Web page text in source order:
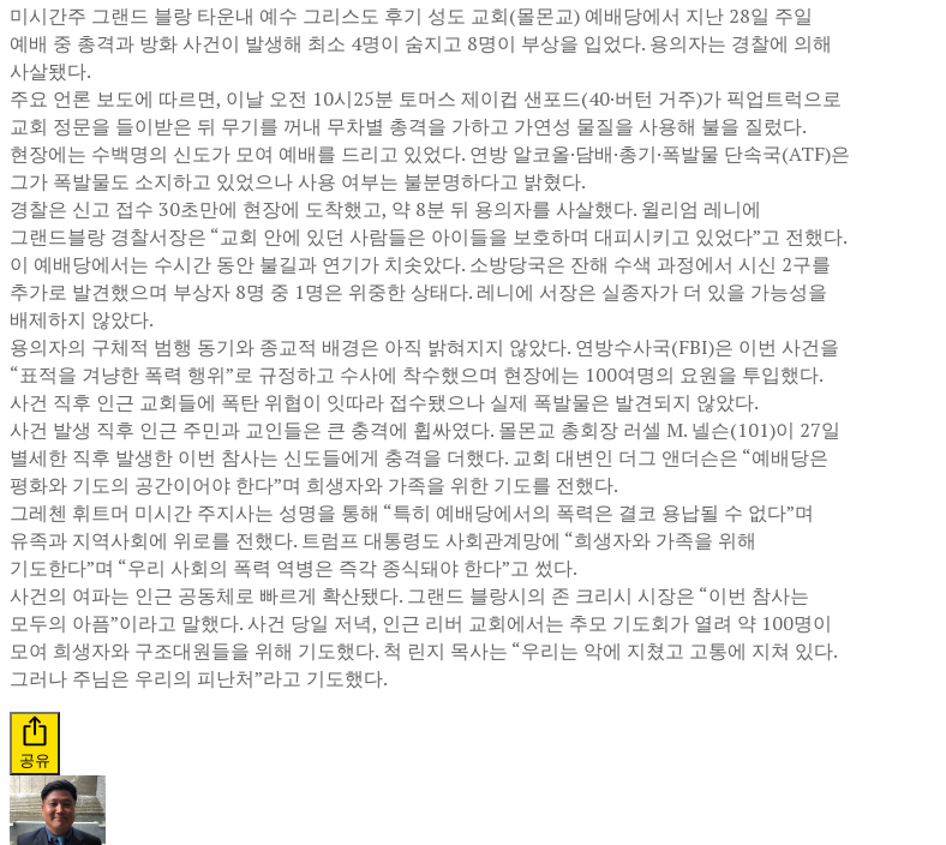
미시간주 그랜드 블랑 타운내 예수 그리스도 후기 성도 교회(몰몬교) 예배당에서 지난 28일 주일
예배 중 총격과 방화 사건이 발생해 최소 4명이 숨지고 8명이 부상을 입었다. 용의자는 경찰에 의해
사살됐다.
주요 언론 보도에 따르면, 이날 오전 10시25분 토머스 제이컵 샌포드(40·버턴 거주)가 픽업트럭으로
교회 정문을 들이받은 뒤 무기를 꺼내 무차별 총격을 가하고 가연성 물질을 사용해 불을 질렀다.
현장에는 수백명의 신도가 모여 예배를 드리고 있었다. 연방 알코올·담배·총기·폭발물 단속국(ATF)은
그가 폭발물도 소지하고 있었으나 사용 여부는 불분명하다고 밝혔다.
경찰은 신고 접수 30초만에 현장에 도착했고, 약 8분 뒤 용의자를 사살했다. 윌리엄 레니에
그랜드블랑 경찰서장은 “교회 안에 있던 사람들은 아이들을 보호하며 대피시키고 있었다”고 전했다.
이 예배당에서는 수시간 동안 불길과 연기가 치솟았다. 소방당국은 잔해 수색 과정에서 시신 2구를
추가로 발견했으며 부상자 8명 중 1명은 위중한 상태다. 레니에 서장은 실종자가 더 있을 가능성을
배제하지 않았다.
용의자의 구체적 범행 동기와 종교적 배경은 아직 밝혀지지 않았다. 연방수사국(FBI)은 이번 사건을
“표적을 겨냥한 폭력 행위”로 규정하고 수사에 착수했으며 현장에는 100여명의 요원을 투입했다.
사건 직후 인근 교회들에 폭탄 위협이 잇따라 접수됐으나 실제 폭발물은 발견되지 않았다.
사건 발생 직후 인근 주민과 교인들은 큰 충격에 휩싸였다. 몰몬교 총회장 러셀 M. 넬슨(101)이 27일
별세한 직후 발생한 이번 참사는 신도들에게 충격을 더했다. 교회 대변인 더그 앤더슨은 “예배당은
평화와 기도의 공간이어야 한다”며 희생자와 가족을 위한 기도를 전했다.
그레첸 휘트머 미시간 주지사는 성명을 통해 “특히 예배당에서의 폭력은 결코 용납될 수 없다”며
유족과 지역사회에 위로를 전했다. 트럼프 대통령도 사회관계망에 “희생자와 가족을 위해
기도한다”며 “우리 사회의 폭력 역병은 즉각 종식돼야 한다”고 썼다.
사건의 여파는 인근 공동체로 빠르게 확산됐다. 그랜드 블랑시의 존 크리시 시장은 “이번 참사는
모두의 아픔”이라고 말했다. 사건 당일 저녁, 인근 리버 교회에서는 추모 기도회가 열려 약 100명이
모여 희생자와 구조대원들을 위해 기도했다. 척 린지 목사는 “우리는 악에 지쳤고 고통에 지쳐 있다.
그러나 주님은 우리의 피난처”라고 기도했다.
공유